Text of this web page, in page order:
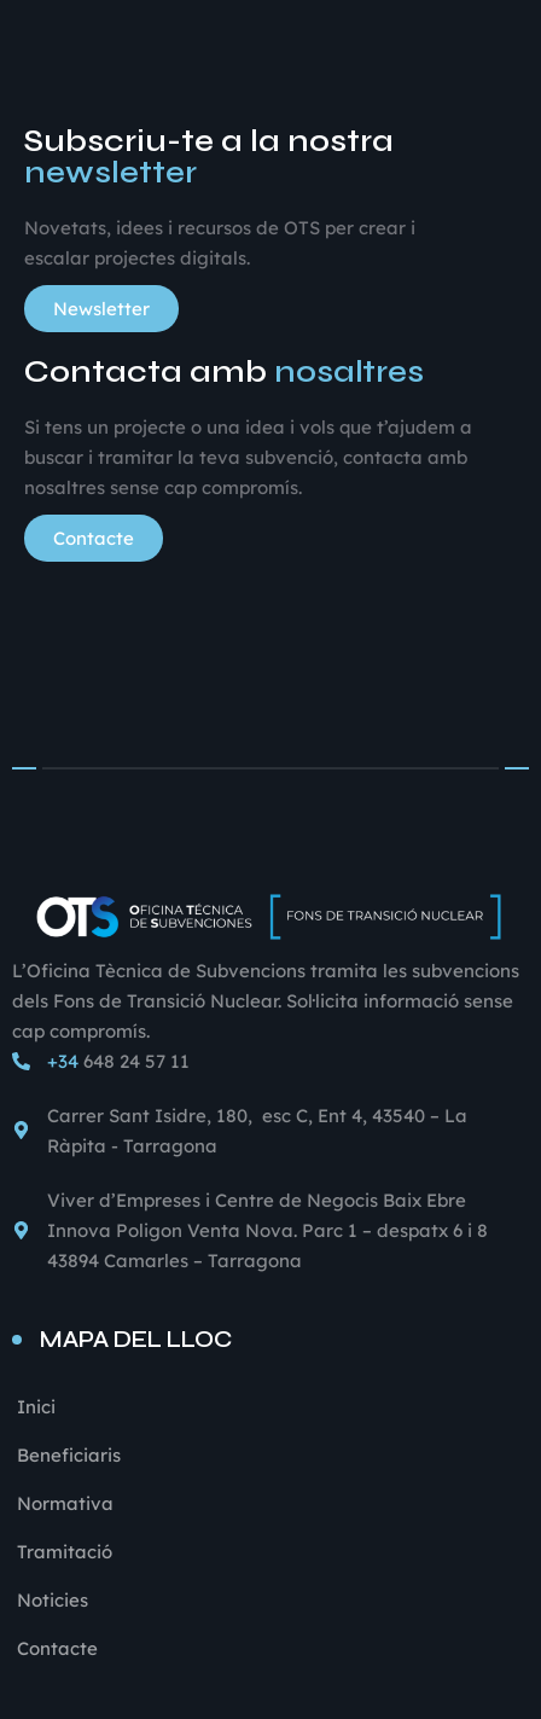
Subscriu-te a la nostra
newsletter
Novetats, idees i recursos de OTS per crear i
escalar projectes digitals.
Newsletter
Contacta amb nosaltres
Si tens un projecte o una idea i vols que t’ajudem a
buscar i tramitar la teva subvenció, contacta amb
nosaltres sense cap compromís.
Contacte
L’Oficina Tècnica de Subvencions tramita les subvencions
dels Fons de Transició Nuclear. Sol·licita informació sense
cap compromís.
+34648 24 57 11
Carrer Sant Isidre, 180, esc C, Ent 4, 43540 – La
Ràpita - Tarragona
Viver d’Empreses i Centre de Negocis Baix Ebre
Innova Poligon Venta Nova. Parc 1 – despatx 6 i 8
43894 Camarles – Tarragona
MAPA DEL LLOC
Inici
Beneficiaris
Normativa
Tramitació
Noticies
Contacte